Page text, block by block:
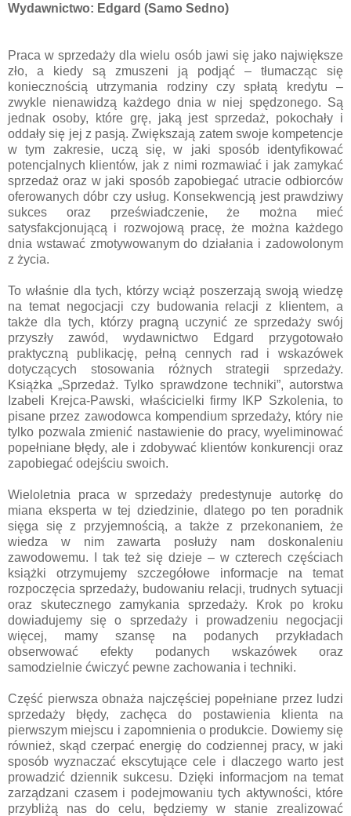
Wydawnictwo: Edgard (Samo Sedno)
Praca w sprzedaży dla wielu osób jawi się jako największe
zło, a kiedy są zmuszeni ją podjąć – tłumacząc się
koniecznością utrzymania rodziny czy spłatą kredytu –
zwykle nienawidzą każdego dnia w niej spędzonego. Są
jednak osoby, które grę, jaką jest sprzedaż, pokochały i
oddały się jej z pasją. Zwiększają zatem swoje kompetencje
w tym zakresie, uczą się, w jaki sposób identyfikować
potencjalnych klientów, jak z nimi rozmawiać i jak zamykać
sprzedaż oraz w jaki sposób zapobiegać utracie odbiorców
oferowanych dóbr czy usług. Konsekwencją jest prawdziwy
sukces oraz przeświadczenie, że można mieć
satysfakcjonującą i rozwojową pracę, że można każdego
dnia wstawać zmotywowanym do działania i zadowolonym
z życia.
To właśnie dla tych, którzy wciąż poszerzają swoją wiedzę
na temat negocjacji czy budowania relacji z klientem, a
także dla tych, którzy pragną uczynić ze sprzedaży swój
przyszły zawód, wydawnictwo Edgard przygotowało
praktyczną publikację, pełną cennych rad i wskazówek
dotyczących stosowania różnych strategii sprzedaży.
Książka „Sprzedaż. Tylko sprawdzone techniki”, autorstwa
Izabeli Krejca-Pawski, właścicielki firmy IKP Szkolenia, to
pisane przez zawodowca kompendium sprzedaży, który nie
tylko pozwala zmienić nastawienie do pracy, wyeliminować
popełniane błędy, ale i zdobywać klientów konkurencji oraz
zapobiegać odejściu swoich.
Wieloletnia praca w sprzedaży predestynuje autorkę do
miana eksperta w tej dziedzinie, dlatego po ten poradnik
sięga się z przyjemnością, a także z przekonaniem, że
wiedza w nim zawarta posłuży nam doskonaleniu
zawodowemu. I tak też się dzieje – w czterech częściach
książki otrzymujemy szczegółowe informacje na temat
rozpoczęcia sprzedaży, budowaniu relacji, trudnych sytuacji
oraz skutecznego zamykania sprzedaży. Krok po kroku
dowiadujemy się o sprzedaży i prowadzeniu negocjacji
więcej, mamy szansę na podanych przykładach
obserwować efekty podanych wskazówek oraz
samodzielnie ćwiczyć pewne zachowania i techniki.
Część pierwsza obnaża najczęściej popełniane przez ludzi
sprzedaży błędy, zachęca do postawienia klienta na
pierwszym miejscu i zapomnienia o produkcie. Dowiemy się
również, skąd czerpać energię do codziennej pracy, w jaki
sposób wyznaczać ekscytujące cele i dlaczego warto jest
prowadzić dziennik sukcesu. Dzięki informacjom na temat
zarządzani czasem i podejmowaniu tych aktywności, które
przybliżą nas do celu, będziemy w stanie zrealizować